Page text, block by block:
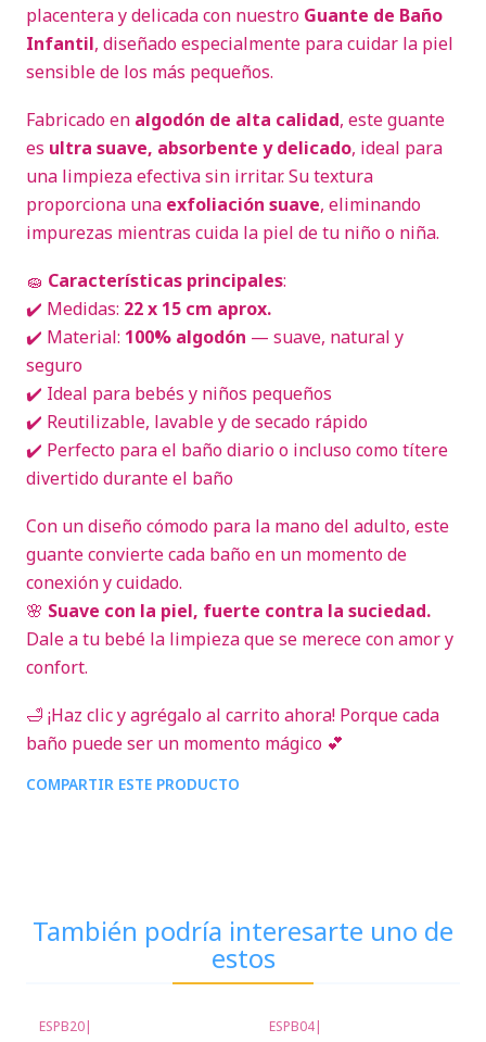
placentera y delicada con nuestro Guante de Baño
Infantil, diseñado especialmente para cuidar la piel
sensible de los más pequeños.
Fabricado en algodón de alta calidad, este guante
es ultra suave, absorbente y delicado, ideal para
una limpieza efectiva sin irritar. Su textura
proporciona una exfoliación suave, eliminando
impurezas mientras cuida la piel de tu niño o niña.
🧽 Características principales:
✔️ Medidas: 22 x 15 cm aprox.
✔️ Material: 100% algodón — suave, natural y
seguro
✔️ Ideal para bebés y niños pequeños
✔️ Reutilizable, lavable y de secado rápido
✔️ Perfecto para el baño diario o incluso como títere
divertido durante el baño
Con un diseño cómodo para la mano del adulto, este
guante convierte cada baño en un momento de
conexión y cuidado.
🌸 Suave con la piel, fuerte contra la suciedad.
Dale a tu bebé la limpieza que se merece con amor y
confort.
🛁 ¡Haz clic y agrégalo al carrito ahora! Porque cada
baño puede ser un momento mágico 💕
COMPARTIR ESTE PRODUCTO
También podría interesarte uno de
estos
ESPB20| ESPB04|